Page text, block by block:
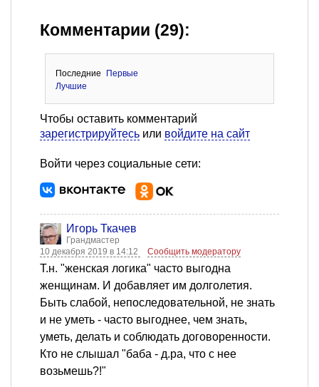
Комментарии (29):
Последние
Первые
Лучшие
Чтобы оставить комментарий
зарегистрируйтесь или войдите на сайт
Войти через социальные сети:
Игорь Ткачев
Грандмастер
10 декабря 2019 в 14:12
Сообщить модератору
Т.н. "женская логика" часто выгодна
женщинам. И добавляет им долголетия.
Быть слабой, непоследовательной, не знать
и не уметь - часто выгоднее, чем знать,
уметь, делать и соблюдать договоренности.
Кто не слышал "баба - д.ра, что с нее
возьмешь?!"